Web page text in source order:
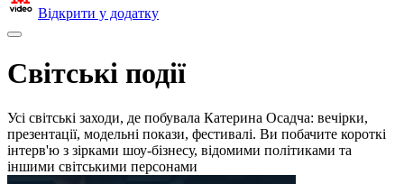
Відкрити у додатку
Світські події
Усі світські заходи, де побувала Катерина Осадча: вечірки,
презентації, модельні покази, фестивалі. Ви побачите короткі
інтерв'ю з зірками шоу-бізнесу, відомими політиками та
іншими світськими персонами